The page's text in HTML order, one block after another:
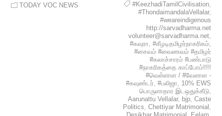
TODAY VOC NEWS #KeezhadiTamilCivilisation,
#ThondaimandalaVellalar,
#weareindigenous
http://sarvadharma.net
volunteer@sarvadharma.net,
#கவுரா, #கீழடிதமிழர்நாகரிகம்,
#சைவம் #வைணவம் #தமிழர்
#கலாச்சாரம் #பண்பாடு
#நாகரிகத்தை காப்போம்!!!!
#வெள்ளாள / #வேளாள -
#கவுண்டர், #பலிஜா, 10% EWS
பொருளாதார இடஒதுக்கீடு,
Aarunattu Vellalar, bjp, Caste
Politics, Chettiyar Matrimonial ,